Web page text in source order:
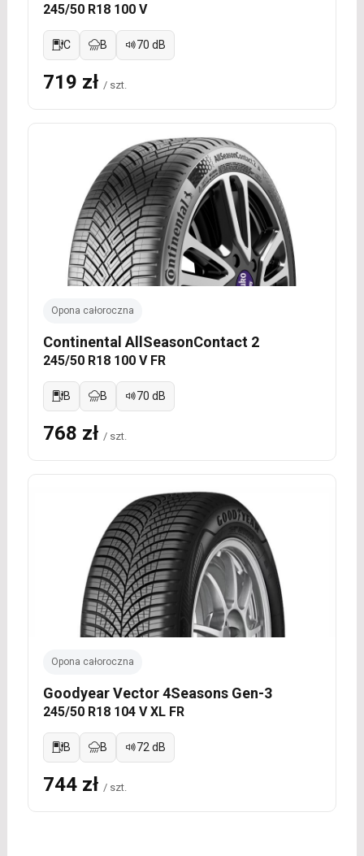
245/50 R18 100 V
C B 70 dB
719 zł / szt.
Opona całoroczna
Continental AllSeasonContact 2
245/50 R18 100 V FR
B B 70 dB
768 zł / szt.
Opona całoroczna
Goodyear Vector 4Seasons Gen-3
245/50 R18 104 V XL FR
B B 72 dB
744 zł / szt.